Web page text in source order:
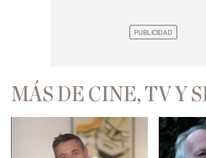
MÁS DE CINE, TV Y